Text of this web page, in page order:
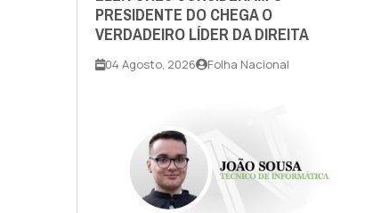
PRESIDENTE DO CHEGA O
VERDADEIRO LÍDER DA DIREITA
04 Agosto, 2026 Folha Nacional